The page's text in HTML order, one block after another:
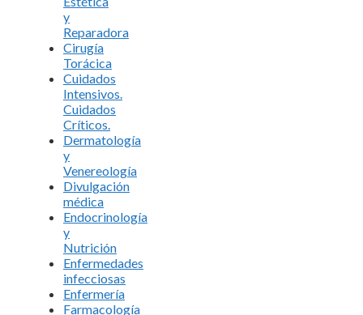
y
Reparadora
Cirugía
Torácica
Cuidados
Intensivos.
Cuidados
Críticos.
Dermatología
y
Venereología
Divulgación
médica
Endocrinología
y
Nutrición
Enfermedades
infecciosas
Enfermería
Farmacología